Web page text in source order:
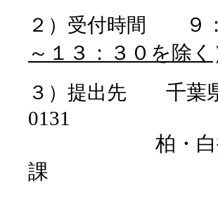
２）受付時間
９
～１３：３０を除く
３）提出先 千葉
0131
柏・白井・
課